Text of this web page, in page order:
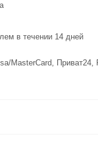
в течении 14 дней
MasterCard, Приват24,